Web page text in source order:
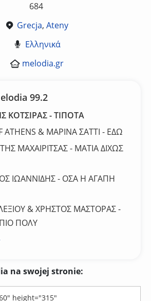
684
Grecja,Ateny
Ελληνικά
melodia.gr
99.2
ΚΟΤΣΙΡΑΣ - ΤΙΠΟΤΑ
ATHENS & ΜΑΡΙΝΑ ΣΑΤΤΙ - ΕΔΩ
ΜΑΧΑΙΡΙΤΣΑΣ - ΜΑΤΙΑ ΔΙΧΩΣ
ΙΩΑΝΝΙΔΗΣ - ΟΣΑ Η ΑΓΑΠΗ
& ΧΡΗΣΤΟΣ ΜΑΣΤΟΡΑΣ -
ΠΟΛΥ
na swojej stronie: